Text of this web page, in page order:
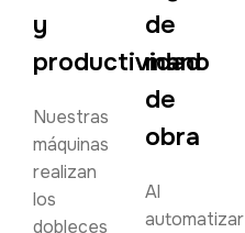
y
productividad
Nuestras
máquinas
realizan
los
dobleces
de
mano
de
obra
Al
automatizar